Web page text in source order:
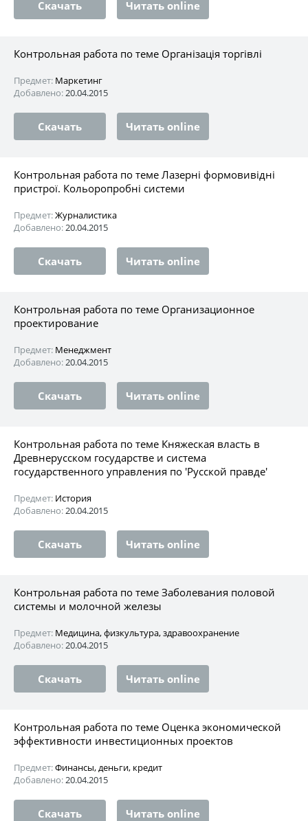
Скачать Читать online
Контрольная работа по теме Організація торгівлі
Предмет: Маркетинг
Добавлено:20.04.2015
Скачать Читать online
Контрольная работа по теме Лазерні формовивідні
пристрої. Кольоропробні системи
Предмет:Журналистика
Добавлено:20.04.2015
Скачать Читать online
Контрольная работа по теме Организационное
проектирование
Предмет: Менеджмент
Добавлено:20.04.2015
Скачать Читать online
Контрольная работа по теме Княжеская власть в
Древнерусском государстве и система
государственного управления по 'Русской правде'
Предмет: История
Добавлено:20.04.2015
Скачать Читать online
Контрольная работа по теме Заболевания половой
системы и молочной железы
Предмет: Медицина, физкультура, здравоохранение
Добавлено:20.04.2015
Скачать Читать online
Контрольная работа по теме Оценка экономической
эффективности инвестиционных проектов
Предмет:Финансы, деньги, кредит
Добавлено:20.04.2015
Скачать Читать online